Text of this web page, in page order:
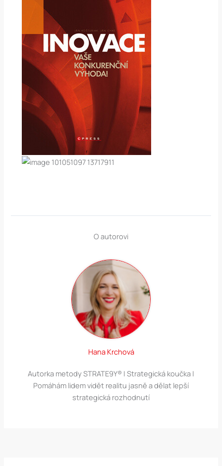
O autorovi
Hana Krchová
Autorka metody STRATE9Y® | Strategická koučka |
Pomáhám lidem vidět realitu jasně a dělat lepší
strategická rozhodnutí